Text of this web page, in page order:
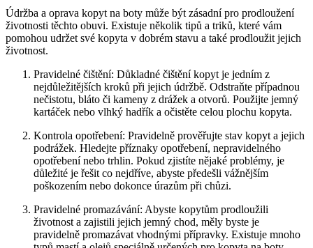
Údržba a oprava kopyt na boty může být zásadní pro ⁢prodloužení ​
životnosti těchto obuvi. Existuje několik tipů a triků, které vám⁤
pomohou udržet své kopyta v dobrém stavu a‌ také⁣ prodloužit jejich
životnost.
Pravidelné čištění: Důkladné čištění kopyt je jedním z
nejdůležitějších kroků při jejich údržbě. Odstraňte případnou
nečistotu,‍ bláto či kameny z drážek a otvorů. Použijte jemný
kartáček nebo vlhký hadřík a očistěte ⁤celou plochu kopyta.
Kontrola opotřebení: ⁤Pravidelně prověřujte stav ‍kopyt a⁢ jejich⁤
podrážek. Hledejte příznaky ⁢opotřebení, nepravidelného
opotřebení nebo⁣ trhlin. Pokud ⁣zjistíte nějaké problémy, je
důležité ‍je řešit co ‍nejdříve, ‍abyste předešli vážnějším
poškozením nebo dokonce úrazům při⁢ chůzi.
Pravidelné promazávání: Abyste⁣ kopytům prodloužili
životnost⁢ a zajistili jejich jemný chod, měly byste je‍
pravidelně ​promazávat vhodnými přípravky. Existuje mnoho